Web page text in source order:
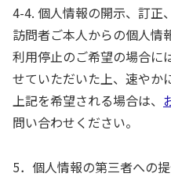
4-4. 個人情報の開示、訂正
訪問者ご本人からの個人情
利用停止のご希望の場合に
せていただいた上、速やか
上記を希望される場合は、
問い合わせください。
5．個人情報の第三者への